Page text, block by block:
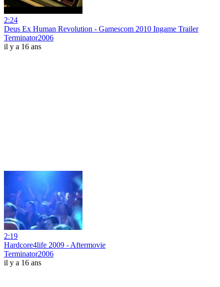
2:24
Deus Ex Human Revolution - Gamescom 2010 Ingame Trailer
Terminator2006
il y a 16 ans
2:19
Hardcore4life 2009 - Aftermovie
Terminator2006
il y a 16 ans